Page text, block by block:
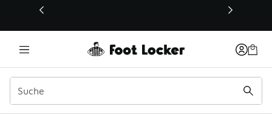
Dieser Link öffnet sich in einem neuen Fenster